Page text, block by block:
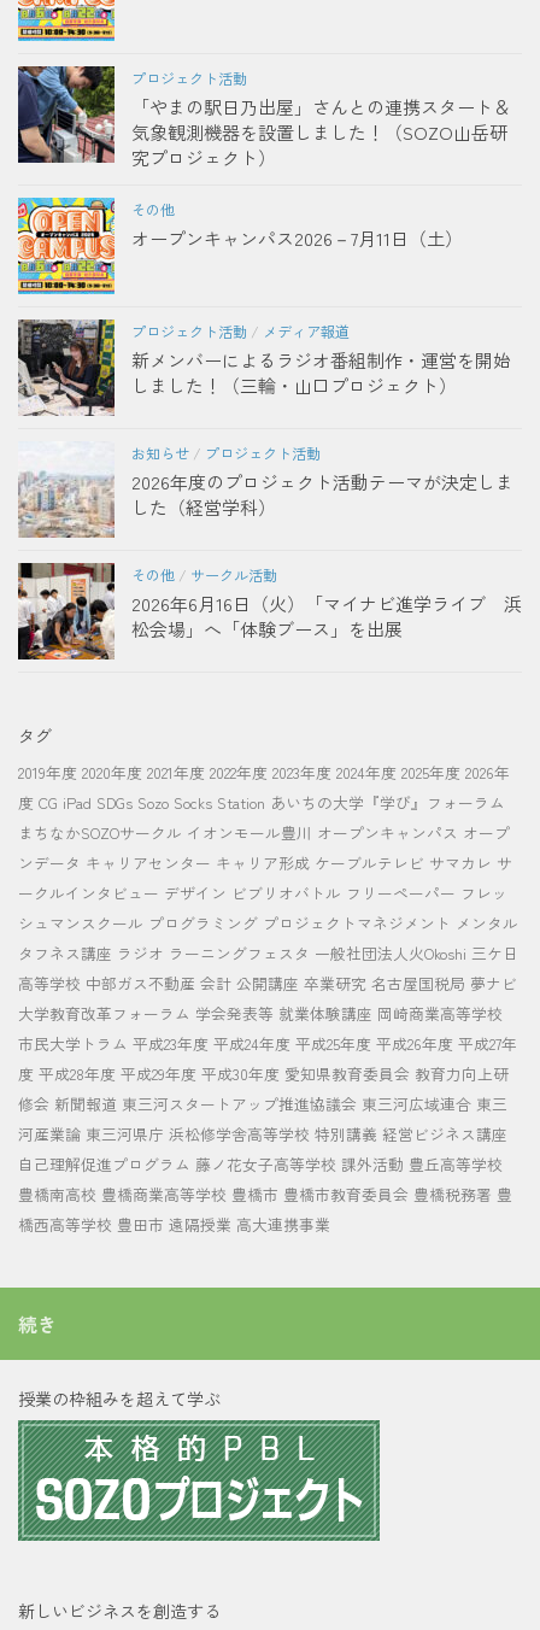
プロジェクト活動
「やまの駅日乃出屋」さんとの連携スタート＆
気象観測機器を設置しました！（SOZO山岳研
究プロジェクト）
その他
オープンキャンパス2026－7月11日（土）
プロジェクト活動 / メディア報道
新メンバーによるラジオ番組制作・運営を開始
しました！（三輪・山口プロジェクト）
お知らせ / プロジェクト活動
2026年度のプロジェクト活動テーマが決定しま
した（経営学科）
その他 / サークル活動
2026年6月16日（火）「マイナビ進学ライブ 浜
松会場」へ「体験ブース」を出展
タグ
2019年度 2020年度 2021年度 2022年度 2023年度 2024年度 2025年度 2026年
度 CG iPad SDGs Sozo Socks Station あいちの大学『学び』フォーラム
まちなかSOZOサークル イオンモール豊川 オープンキャンパス オープ
ンデータ キャリアセンター キャリア形成 ケーブルテレビ サマカレ サ
ークルインタビュー デザイン ビブリオバトル フリーペーパー フレッ
シュマンスクール プログラミング プロジェクトマネジメント メンタル
タフネス講座 ラジオ ラーニングフェスタ 一般社団法人火Okoshi 三ケ日
高等学校 中部ガス不動産 会計 公開講座 卒業研究 名古屋国税局 夢ナビ
大学教育改革フォーラム 学会発表等 就業体験講座 岡崎商業高等学校
市民大学トラム 平成23年度 平成24年度 平成25年度 平成26年度 平成27年
度 平成28年度 平成29年度 平成30年度 愛知県教育委員会 教育力向上研
修会 新聞報道 東三河スタートアップ推進協議会 東三河広域連合 東三
河産業論 東三河県庁 浜松修学舎高等学校 特別講義 経営ビジネス講座
自己理解促進プログラム 藤ノ花女子高等学校 課外活動 豊丘高等学校
豊橋南高校 豊橋商業高等学校 豊橋市 豊橋市教育委員会 豊橋税務署 豊
橋西高等学校 豊田市 遠隔授業 高大連携事業
続き
授業の枠組みを超えて学ぶ
新しいビジネスを創造する